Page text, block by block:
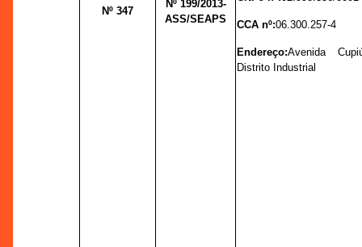
Nº 347
Nº 199/2013-
ASS/SEAPS
CCA nº:06.300.257-4
Endereço:Avenida
Distrito Industrial